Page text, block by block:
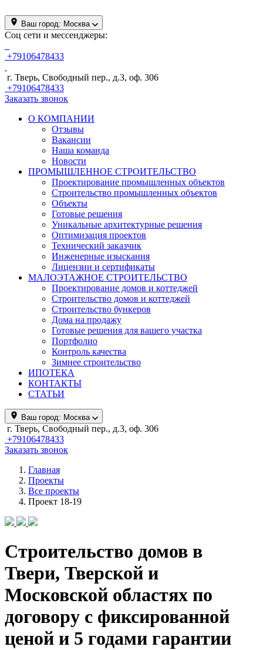
Ваш город: Москва
Соц сети и мессенджеры:
+79106478433
г. Тверь, Свободный пер., д.3, оф. 306
+79106478433
Заказать звонок
О КОМПАНИИ
Отзывы
Вакансии
Наша команда
Новости
ПРОМЫШЛЕННОЕ СТРОИТЕЛЬСТВО
Проектирование промышленных объектов
Строительство промышленных объектов
Объекты
Готовые решения
Уникальные архитектурные решения
Оптимизация проектов
Технический заказчик
Инженерные изыскания
Лицензии и сертификаты
МАЛОЭТАЖНОЕ СТРОИТЕЛЬСТВО
Проектирование домов и коттеджей
Строительство домов и коттеджей
Строительство бункеров
Дома на продажу
Готовые решения для вашего участка
Портфолио
Контроль качества
Зимнее строительство
ИПОТЕКА
КОНТАКТЫ
СТАТЬИ
Ваш город: Москва
г. Тверь, Свободный пер., д.3, оф. 306
+79106478433
Заказать звонок
Главная
Проекты
Все проекты
Проект 18-19
Строительство домов в
Твери, Тверской и
Московской областях по
договору с фиксированной
ценой и 5 годами гарантии